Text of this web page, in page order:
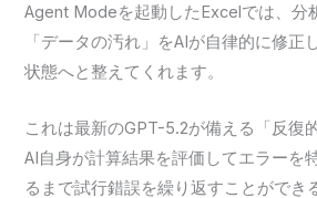
Agent Modeを起動したExcelでは、分
「データの汚れ」をAIが自律的に修正
状態へと整えてくれます。
これは最新のGPT-5.2が備える「反復
AI自身が計算結果を評価してエラーを
るまで試行錯誤を繰り返すことができ